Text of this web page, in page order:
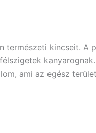
természeti kincseit. A
kanyarognak.
ami az egész